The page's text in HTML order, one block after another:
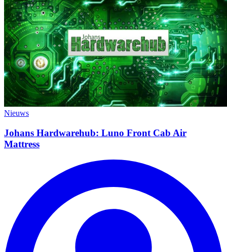
Nieuws
Johans Hardwarehub: Luno Front Cab Air
Mattress